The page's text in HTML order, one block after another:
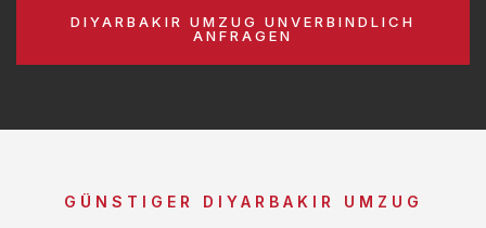
DIYARBAKIR UMZUG UNVERBINDLICH
ANFRAGEN
GÜNSTIGER DIYARBAKIR UMZUG